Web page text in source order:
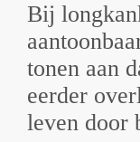
Bij
tonen aan
eerder
leven door